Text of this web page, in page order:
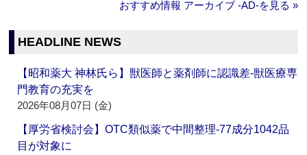
おすすめ情報 アーカイブ ‐AD‐を見る »
HEADLINE NEWS
【昭和薬大 神林氏ら】獣医師と薬剤師に認識差‐獣医療専
門教育の充実を
2026年08月07日 (金)
【厚労省検討会】OTC類似薬で中間整理‐77成分1042品
目が対象に